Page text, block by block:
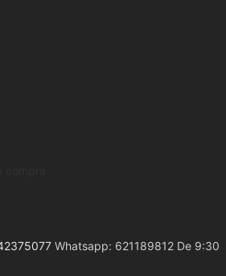
Whatsapp: 621189812 De 9:30